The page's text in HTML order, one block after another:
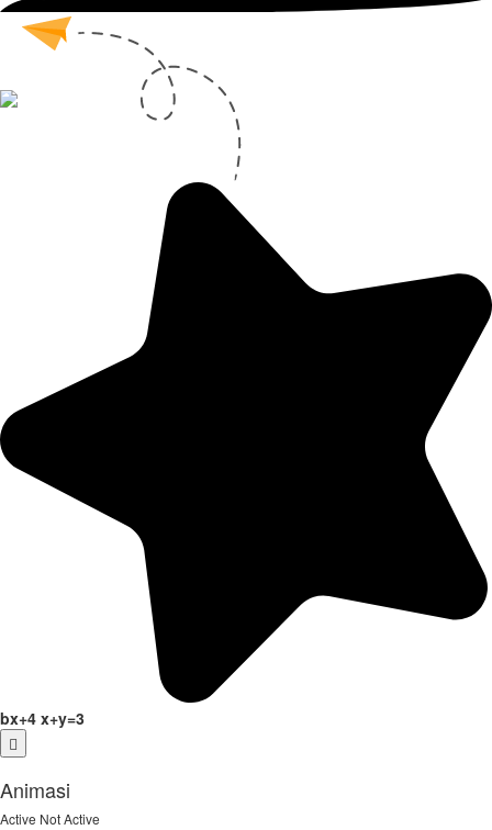
bx+4 x+y=3
Animasi
Active Not Active